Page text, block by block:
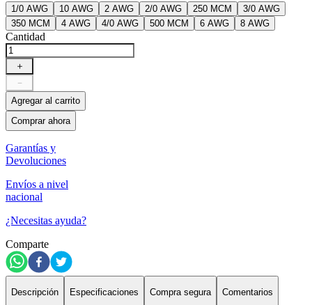
1/0 AWG 10 AWG 2 AWG 2/0 AWG 250 MCM
3/0 AWG
350 MCM
4 AWG 4/0 AWG 500 MCM 6 AWG 8 AWG
Cantidad
＋
－
Agregar al carrito
Comprar ahora
Garantías y
Devoluciones
Envíos a nivel
nacional
¿Necesitas ayuda?
Comparte
Descripción Especificaciones Compra segura Comentarios